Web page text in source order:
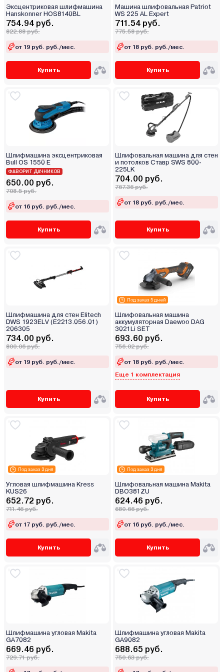
Эксцентриковая шлифмашина
Hanskonner HOS8140BL
754.94 руб.
822.88 руб.
от 19 руб. руб./мес.
Купить
Машина шлифовальная Patriot
WS 225 AL Expert
711.54 руб.
775.58 руб.
от 18 руб. руб./мес.
Купить
Шлифмашина эксцентриковая
Bull OS 1550 E
ФАВОРИТ ДАЧНИКОВ
650.00 руб.
708.5 руб.
от 16 руб. руб./мес.
Купить
Шлифовальная машина для стен
и потолков Ставр SWS 800-
225LK
704.00 руб.
767.36 руб.
от 18 руб. руб./мес.
Купить
Шлифмашина для стен Elitech
DWS 1923ELV (E2213.056.01)
206305
734.00 руб.
800.06 руб.
от 19 руб. руб./мес.
Купить
Под заказ 5 дней
Шлифовальная машина
аккумуляторная Daewoo DAG
3021Li SET
693.60 руб.
756.02 руб.
от 18 руб. руб./мес.
Еще 1 комплектация
Купить
Под заказ 3 дня
Угловая шлифмашина Kress
KUS26
652.72 руб.
711.46 руб.
от 17 руб. руб./мес.
Купить
Под заказ 3 дня
Шлифовальная машина Makita
DBO381ZU
624.46 руб.
680.66 руб.
от 16 руб. руб./мес.
Купить
Шлифмашина угловая Makita
GA7082
669.46 руб.
729.71 руб.
Шлифмашина угловая Makita
GA9082
688.65 руб.
750.63 руб.